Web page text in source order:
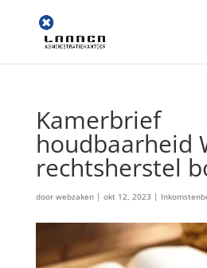
Kamerbrief
houdbaarheid
rechtsherstel
door webzaken| okt 12, 2023 |